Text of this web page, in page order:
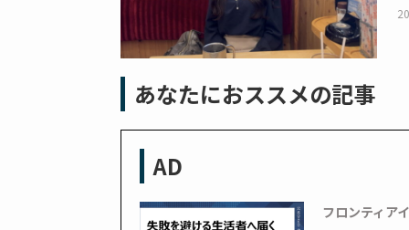
あなたにおススメの記事
AD
フロンティア